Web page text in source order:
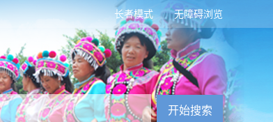
无障碍浏览
长者模式